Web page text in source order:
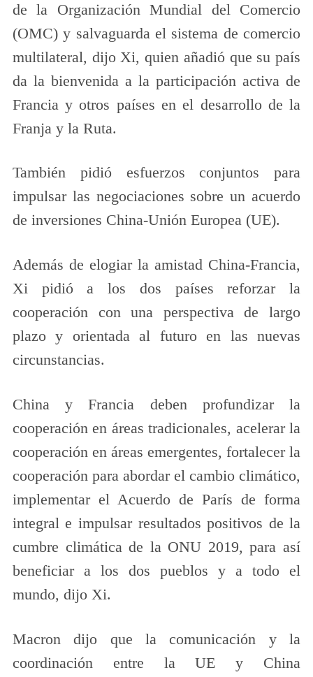
de la Organización Mundial del Comercio
(OMC) y salvaguarda el sistema de comercio
multilateral, dijo Xi, quien añadió que su país
da la bienvenida a la participación activa de
Francia y otros países en el desarrollo de la
Franja y la Ruta.
También pidió esfuerzos conjuntos para
impulsar las negociaciones sobre un acuerdo
de inversiones China-Unión Europea (UE).
Además de elogiar la amistad China-Francia,
Xi pidió a los dos países reforzar la
cooperación con una perspectiva de largo
plazo y orientada al futuro en las nuevas
circunstancias.
China y Francia deben profundizar la
cooperación en áreas tradicionales, acelerar la
cooperación en áreas emergentes, fortalecer la
cooperación para abordar el cambio climático,
implementar el Acuerdo de París de forma
integral e impulsar resultados positivos de la
cumbre climática de la ONU 2019, para así
beneficiar a los dos pueblos y a todo el
mundo, dijo Xi.
Macron dijo que la comunicación y la
coordinación entre la UE y China